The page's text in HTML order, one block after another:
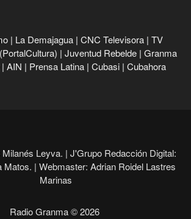
| La Demajagua | CNC Televisora | TV
| Juventud Rebelde | Granma
| AIN | Prensa Latina | Cubasi | Cubahora
Leyva. | J'Grupo Redacción Digital:
Matos. | Webmaster: Adrian Roidel Lastres
Marinas
Radio Granma © 2026